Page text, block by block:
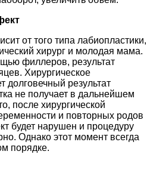
от того типа лабиопластики,
хирург и молодая мама.
филлеров, результат
Хирургическое
долговечный результат
не получает в дальнейшем
после хирургической
и повторных родов
будет нарушен и процедуру
Однако этот момент всегда
порядке.